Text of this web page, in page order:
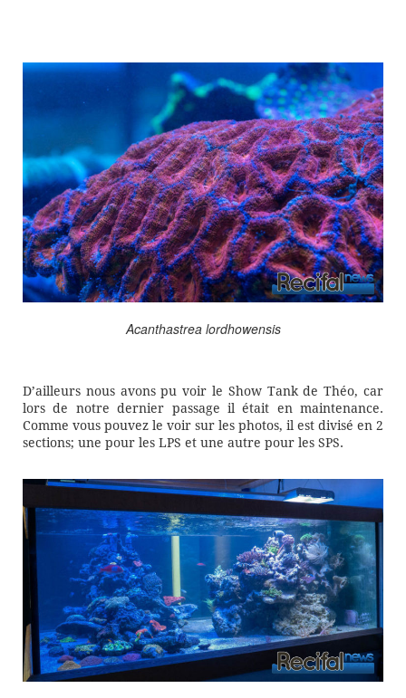
Acanthastrea lordhowensis
D’ailleurs nous avons pu voir le Show Tank de Théo, car
lors de notre dernier passage il était en maintenance.
Comme vous pouvez le voir sur les photos, il est divisé en 2
sections; une pour les LPS et une autre pour les SPS.